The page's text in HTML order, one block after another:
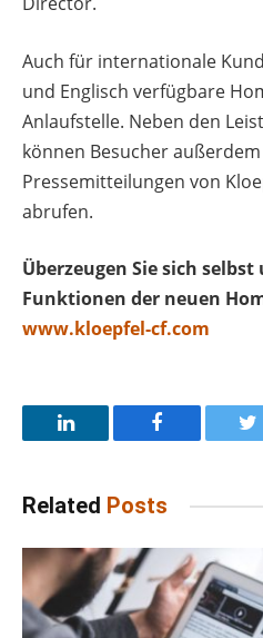
Auch für internationale
und Englisch verfügbare
Anlaufstelle. Neben den
können Besucher
Pressemitteilungen von
abrufen.
Überzeugen Sie sich
Funktionen der neuen
www.kloepfel-cf.com
LinkedIn Facebook
Related Posts